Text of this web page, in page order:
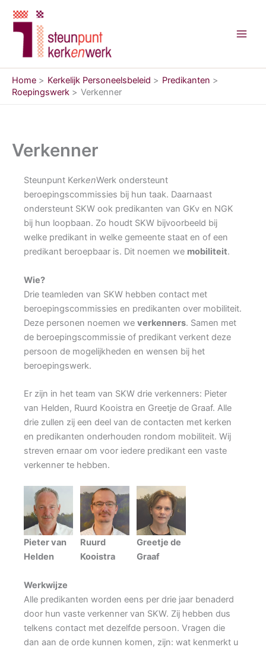
naar
inhoud
Home Kerkelijk Personeelsbeleid
Predikanten
Roepingswerk
Verkenner
Verkenner
Steunpunt KerkenWerk ondersteunt
beroepingscommissies bij hun taak. Daarnaast
ondersteunt SKW ook predikanten van GKv en NGK
bij hun loopbaan. Zo houdt SKW bijvoorbeeld bij
welke predikant in welke gemeente staat en of een
predikant beroepbaar is. Dit noemen we mobiliteit.
Wie?
Drie teamleden van SKW hebben contact met
beroepingscommissies en predikanten over mobiliteit.
Deze personen noemen weverkenners. Samen met
de beroepingscommissie of predikant verkent deze
persoon de mogelijkheden en wensen bij het
beroepingswerk.
Er zijn in het team van SKW drie verkenners: Pieter
van Helden, Ruurd Kooistra en Greetje de Graaf. Alle
drie zullen zij een deel van de contacten met kerken
en predikanten onderhouden rondom mobiliteit. Wij
streven ernaar om voor iedere predikant een vaste
verkenner te hebben.
Pieter van
Helden
Ruurd
Kooistra
Greetje de
Graaf
Werkwijze
Alle predikanten worden eens per drie jaar benaderd
door hun vaste verkenner van SKW. Zij hebben dus
telkens contact met dezelfde persoon. Vragen die
dan aan de orde kunnen komen, zijn: wat kenmerkt u